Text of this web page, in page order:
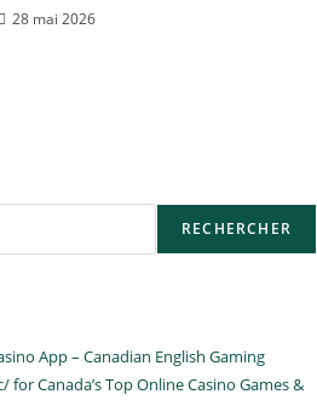
28 mai 2026
RECHERCHER
App – Canadian English Gaming
Canada’s Top Online Casino Games &